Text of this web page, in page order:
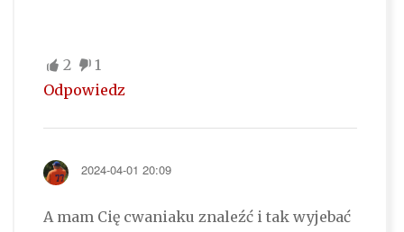
2
1
Odpowiedz
2024-04-01 20:09
A mam Cię cwaniaku znaleźć i tak wyjebać